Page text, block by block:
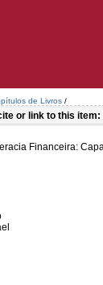
de Livros /
or link to this item:
Financeira: